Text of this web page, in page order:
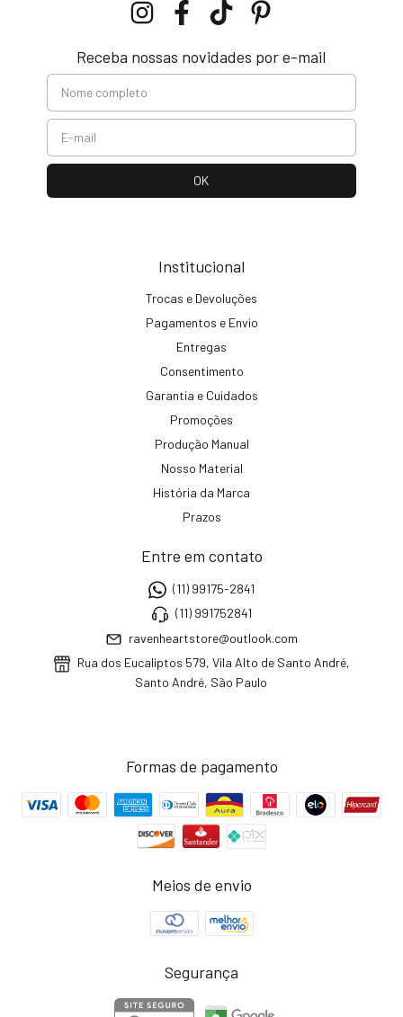
Receba nossas novidades por e-mail
Institucional
Trocas e Devoluções
Pagamentos e Envio
Entregas
Consentimento
Garantia e Cuidados
Promoções
Produção Manual
Nosso Material
História da Marca
Prazos
Entre em contato
(11) 99175-2841
(11) 991752841
ravenheartstore@outlook.com
Rua dos Eucaliptos 579, Vila Alto de Santo André,
Santo André, São Paulo
Formas de pagamento
Meios de envio
Segurança